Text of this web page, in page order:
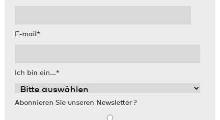
E-mail *
Ich bin ein...*
Abonnieren Sie unseren Newsletter ?